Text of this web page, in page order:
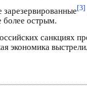
[3]
более острым.
санкциях
экономика